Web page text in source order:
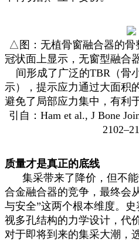
△图：无植骨窗融合器的骨
冠状面上显示，无窗型融合
间形成了广泛的TBR（骨
示），提示应力通过大面积
避免了局部应力集中，有利
引自：Ham et al., J Bone
质量才是真正的底线
集采带来了降价，但不能
合金融合器的竞争，最终会
与安全”这两个根本维度。
视多孔结构的力学设计，代
对于即将到来的集采大潮，